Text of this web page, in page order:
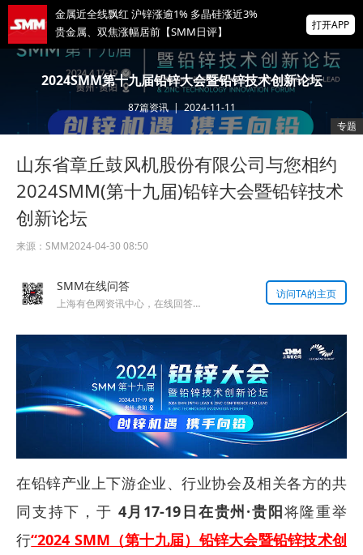
金属近全线飘红 沪锌涨逾1% 多晶硅涨近3%
贵金属、双焦涨幅居前【SMM日评】
海关总署：1~7月铜材进口降6.2% 稀土进口
降5.5%铝材出口增16.7%
SMM：从扩张到重构——锌冶炼厂合金化转
型的机遇、困局与突围路径
掌上有色
打开APP
2024SMM第十九届铅锌大会暨铅锌技术创新论坛
87篇资讯|2024-11-11
专题
山东省章丘鼓风机股份有限公司与您相约
2024SMM(第十九届)铅锌大会暨铅锌技术
创新论坛
来源： SMM2024-04-30 08:50
SMM在线问答
上海有色网资讯中心，在线回答您的提问！
访问TA的主页
在铅锌产业上下游企业、行业协会及相关各方的共
同支持下，于 4月17-19日在贵州·贵阳将隆重举
行“2024 SMM（第十九届）铅锌大会暨铅锌技术创